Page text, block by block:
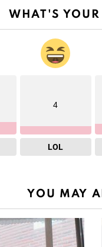
WHAT'S
4
LOL
YOU MAY